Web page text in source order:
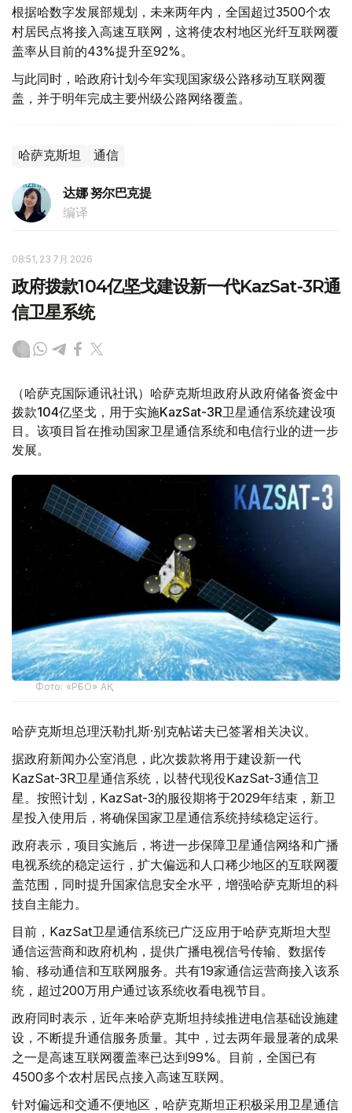
根据哈数字发展部规划，未来两年内，全国超过3500个农
村居民点将接入高速互联网，这将使农村地区光纤互联网覆
盖率从目前的43%提升至92%。
与此同时，哈政府计划今年实现国家级公路移动互联网覆
盖，并于明年完成主要州级公路网络覆盖。
哈萨克斯坦 通信
达娜 努尔巴克提
编译
08:51, 23 7月 2026
政府拨款104亿坚戈建设新一代KazSat-3R通
信卫星系统
（哈萨克国际通讯社讯）哈萨克斯坦政府从政府储备资金中
拨款104亿坚戈，用于实施KazSat-3R卫星通信系统建设项
目。该项目旨在推动国家卫星通信系统和电信行业的进一步
发展。
Фото: «РҒБО» АҚ
哈萨克斯坦总理沃勒扎斯·别克帖诺夫已签署相关决议。
据政府新闻办公室消息，此次拨款将用于建设新一代
KazSat-3R卫星通信系统，以替代现役KazSat-3通信卫
星。按照计划，KazSat-3的服役期将于2029年结束，新卫
星投入使用后，将确保国家卫星通信系统持续稳定运行。
政府表示，项目实施后，将进一步保障卫星通信网络和广播
电视系统的稳定运行，扩大偏远和人口稀少地区的互联网覆
盖范围，同时提升国家信息安全水平，增强哈萨克斯坦的科
技自主能力。
目前，KazSat卫星通信系统已广泛应用于哈萨克斯坦大型
通信运营商和政府机构，提供广播电视信号传输、数据传
输、移动通信和互联网服务。共有19家通信运营商接入该系
统，超过200万用户通过该系统收看电视节目。
政府同时表示，近年来哈萨克斯坦持续推进电信基础设施建
设，不断提升通信服务质量。其中，过去两年最显著的成果
之一是高速互联网覆盖率已达到99%。目前，全国已有
4500多个农村居民点接入高速互联网。
针对偏远和交通不便地区，哈萨克斯坦正积极采用卫星通信